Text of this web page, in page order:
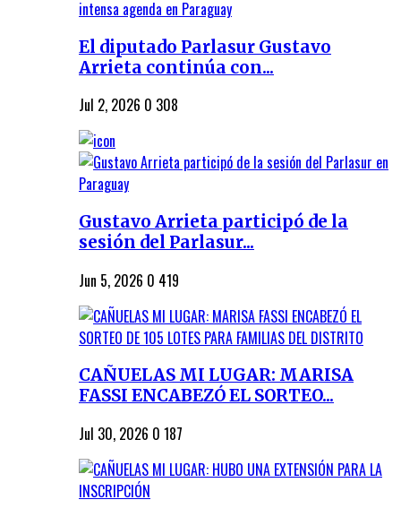
El diputado Parlasur Gustavo
Arrieta continúa con...
Jul 2, 2026 0 308
Gustavo Arrieta participó de la
sesión del Parlasur...
Jun 5, 2026 0 419
CAÑUELAS MI LUGAR: MARISA
FASSI ENCABEZÓ EL SORTEO...
Jul 30, 2026 0 187